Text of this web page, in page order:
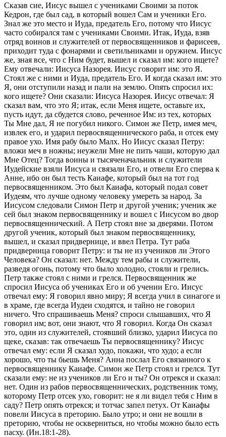
Сказав сие, Иисус вышел с учениками Своими за поток
Кедрон, где был сад, в который вошел Сам и ученики Его.
Знал же это место и Иуда, предатель Его, потому что Иисус
часто собирался там с учениками Своими. Итак, Иуда, взяв
отряд воинов и служителей от первосвященников и фарисеев,
приходит туда с фонарями и светильниками и оружием. Иисус
же, зная все, что с Ним будет, вышел и сказал им: кого ищете?
Ему отвечали: Иисуса Назорея. Иисус говорит им: это Я.
Стоял же с ними и Иуда, предатель Его. И когда сказал им: это
Я, они отступили назад и пали на землю. Опять спросил их:
кого ищете? Они сказали: Иисуса Назорея. Иисус отвечал: Я
сказал вам, что это Я; итак, если Меня ищете, оставьте их,
пусть идут, да сбудется слово, реченное Им: из тех, которых
Ты Мне дал, Я не погубил никого. Симон же Петр, имея меч,
извлек его, и ударил первосвященнического раба, и отсек ему
правое ухо. Имя рабу было Малх. Но Иисус сказал Петру:
вложи меч в ножны; неужели Мне не пить чаши, которую дал
Мне Отец? Тогда воины и тысяченачальник и служители
Иудейские взяли Иисуса и связали Его, и отвели Его сперва к
Анне, ибо он был тесть Каиафе, который был на тот год
первосвященником. Это был Каиафа, который подал совет
Иудеям, что лучше одному человеку умереть за народ. За
Иисусом следовали Симон Петр и другой ученик; ученик же
сей был знаком первосвященнику и вошел с Иисусом во двор
первосвященнический. А Петр стоял вне за дверями. Потом
другой ученик, который был знаком первосвященнику,
вышел, и сказал придвернице, и ввел Петра. Тут раба
придверница говорит Петру: и ты не из учеников ли Этого
Человека? Он сказал: нет. Между тем рабы и служители,
разведя огонь, потому что было холодно, стояли и грелись.
Петр также стоял с ними и грелся. Первосвященник же
спросил Иисуса об учениках Его и об учении Его. Иисус
отвечал ему: Я говорил явно миру; Я всегда учил в синагоге и
в храме, где всегда Иудеи сходятся, и тайно не говорил
ничего. Что спрашиваешь Меня? спроси слышавших, что Я
говорил им; вот, они знают, что Я говорил. Когда Он сказал
это, один из служителей, стоявший близко, ударил Иисуса по
щеке, сказав: так отвечаешь Ты первосвященнику? Иисус
отвечал ему: если Я сказал худо, покажи, что худо; а если
хорошо, что ты бьешь Меня? Анна послал Его связанного к
первосвященнику Каиафе. Симон же Петр стоял и грелся. Тут
сказали ему: не из учеников ли Его и ты? Он отрекся и сказал:
нет. Один из рабов первосвященнических, родственник тому,
которому Петр отсек ухо, говорит: не я ли видел тебя с Ним в
саду? Петр опять отрекся; и тотчас запел петух. От Каиафы
повели Иисуса в преторию. Было утро; и они не вошли в
преторию, чтобы не оскверниться, но чтобы можно было есть
пасху. (Ин.18:1-28).